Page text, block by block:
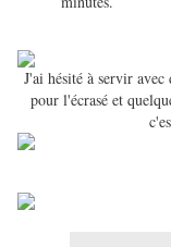
J'ai hésité à servir
pour l'écrasé et